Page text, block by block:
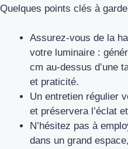
Quelques points clés à
Assurez-vous de la
votre luminaire :
cm au-dessus d’une
et praticité.
Un entretien régulier
et préservera l’éclat
N’hésitez pas à
dans un grand